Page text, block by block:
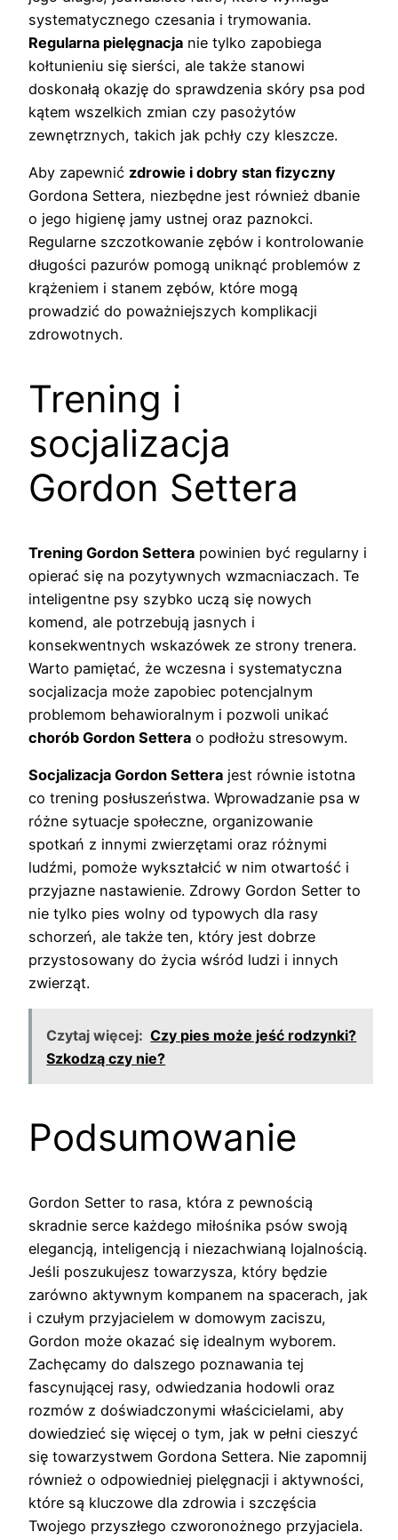
systematycznego czesania i trymowania.
Regularna pielęgnacja nie tylko zapobiega
kołtunieniu się sierści, ale także stanowi
doskonałą okazję do sprawdzenia skóry psa pod
kątem wszelkich zmian czy pasożytów
zewnętrznych, takich jak pchły czy kleszcze.
Aby zapewnić zdrowie i dobry stan fizyczny
Gordona Settera, niezbędne jest również dbanie
o jego higienę jamy ustnej oraz paznokci.
Regularne szczotkowanie zębów i kontrolowanie
długości pazurów pomogą uniknąć problemów z
krążeniem i stanem zębów, które mogą
prowadzić do poważniejszych komplikacji
zdrowotnych.
Trening i
socjalizacja
Gordon Settera
Trening Gordon Settera powinien być regularny i
opierać się na pozytywnych wzmacniaczach. Te
inteligentne psy szybko uczą się nowych
komend, ale potrzebują jasnych i
konsekwentnych wskazówek ze strony trenera.
Warto pamiętać, że wczesna i systematyczna
socjalizacja może zapobiec potencjalnym
problemom behawioralnym i pozwoli unikać
chorób Gordon Settera o podłożu stresowym.
Socjalizacja Gordon Settera jest równie istotna
co trening posłuszeństwa. Wprowadzanie psa w
różne sytuacje społeczne, organizowanie
spotkań z innymi zwierzętami oraz różnymi
ludźmi, pomoże wykształcić w nim otwartość i
przyjazne nastawienie. Zdrowy Gordon Setter to
nie tylko pies wolny od typowych dla rasy
schorzeń, ale także ten, który jest dobrze
przystosowany do życia wśród ludzi i innych
zwierząt.
Czytaj więcej: Czy pies może jeść rodzynki?
Szkodzą czy nie?
Podsumowanie
Gordon Setter to rasa, która z pewnością
skradnie serce każdego miłośnika psów swoją
elegancją, inteligencją i niezachwianą lojalnością.
Jeśli poszukujesz towarzysza, który będzie
zarówno aktywnym kompanem na spacerach, jak
i czułym przyjacielem w domowym zaciszu,
Gordon może okazać się idealnym wyborem.
Zachęcamy do dalszego poznawania tej
fascynującej rasy, odwiedzania hodowli oraz
rozmów z doświadczonymi właścicielami, aby
dowiedzieć się więcej o tym, jak w pełni cieszyć
się towarzystwem Gordona Settera. Nie zapomnij
również o odpowiedniej pielęgnacji i aktywności,
które są kluczowe dla zdrowia i szczęścia
Twojego przyszłego czworonożnego przyjaciela.